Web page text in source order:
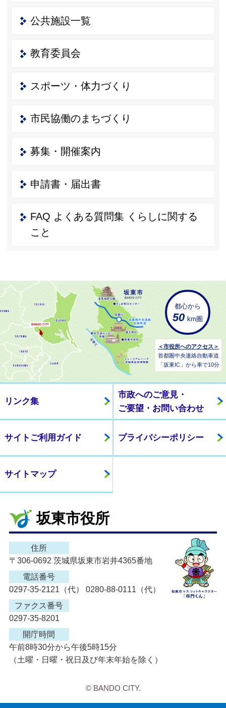
公共施設一覧
教育委員会
スポーツ・体力づくり
市民協働のまちづくり
募集・開催案内
申請書・届出書
FAQ よくある質問集 くらしに関する
こと
都心から
50 km圏
＜市役所へのアクセス＞
首都圏中央連絡自動車道
「坂東IC」から車で10分
リンク集
市政へのご意見・
ご要望・お問い合わせ
サイトご利用ガイド プライバシーポリシー
サイトマップ
坂東市役所
住所
〒306-0692 茨城県坂東市岩井4365番地
電話番号
0297-35-2121（代） 0280-88-0111（代）
ファクス番号
0297-35-8201
開庁時間
午前8時30分から午後5時15分
（土曜・日曜・祝日及び年末年始を除く）
© BANDO CITY.